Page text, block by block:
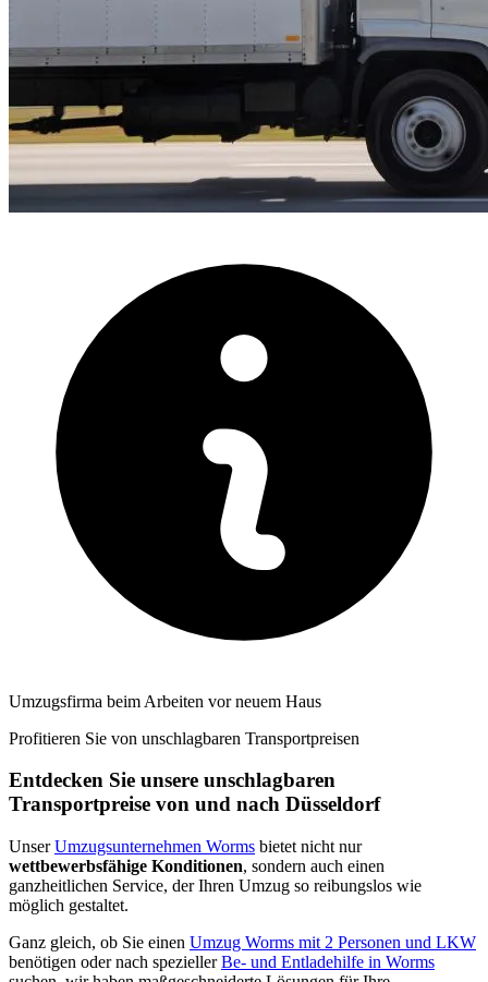
Umzugsfirma beim Arbeiten vor neuem Haus
Profitieren Sie von unschlagbaren Transportpreisen
Entdecken Sie unsere unschlagbaren
Transportpreise von und nach Düsseldorf
UnserUmzugsunternehmen Worms bietet nicht nur
wettbewerbsfähige Konditionen, sondern auch einen
ganzheitlichen Service, der Ihren Umzug so reibungslos wie
möglich gestaltet.
Ganz gleich, ob Sie einen Umzug Worms mit 2 Personen und LKW
benötigen oder nach speziellerBe- und Entladehilfe in Worms